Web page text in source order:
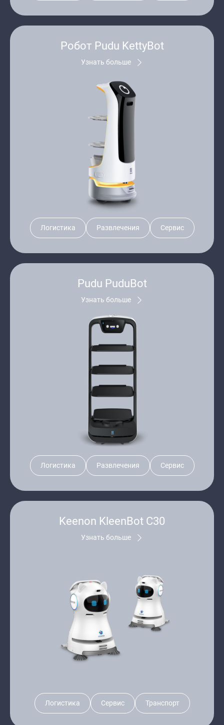
Робот Pudu KettyBot
Узнать больше
Логистика Развлечения Сервис
Pudu PuduBot
Узнать больше
Логистика Развлечения Сервис
Keenon KleenBot C30
Узнать больше
Логистика Сервис Транспорт